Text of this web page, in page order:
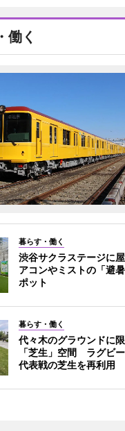
働く
暮らす・働く
渋谷サクラステージに
アコンやミストの「避
ポット
暮らす・働く
代々木のグラウンドに
「芝生」空間 ラグビ
代表戦の芝生を再利用